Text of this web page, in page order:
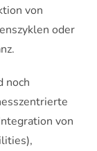
von
oder
noch
von